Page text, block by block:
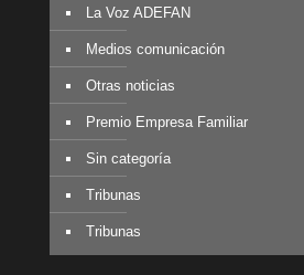
La Voz ADEFAN
Medios comunicación
Otras noticias
Premio Empresa Familiar
Sin categoría
Tribunas
Tribunas